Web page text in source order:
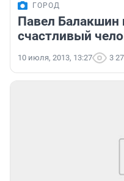
ГОРОД
Павел Балакшин
счастливый
10 июля, 2013, 13:27 3